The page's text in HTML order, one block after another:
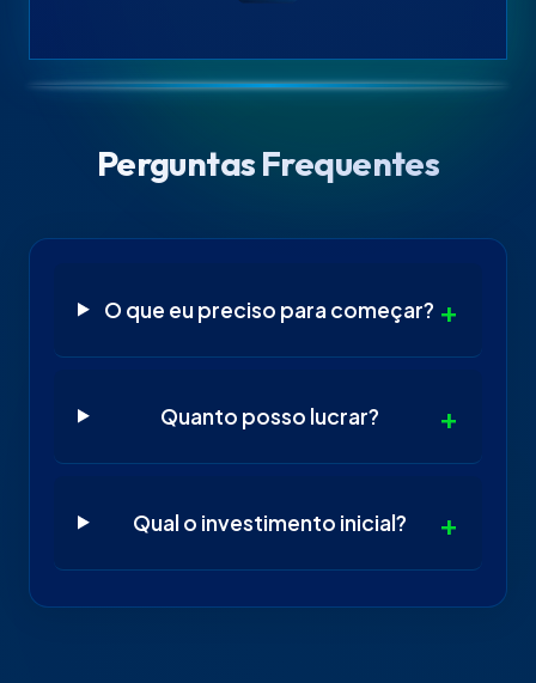
Perguntas Frequentes
O que eu preciso para começar?
Quanto posso lucrar?
Qual o investimento inicial?